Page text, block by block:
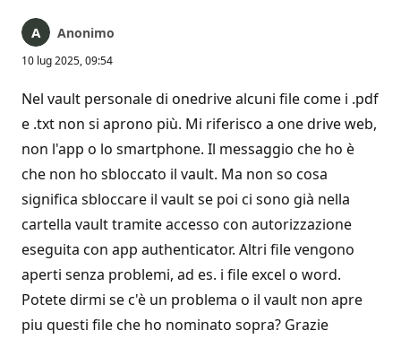
Anonimo
10 lug 2025, 09:54
Nel vault personale di onedrive alcuni file come i .pdf
e .txt non si aprono più. Mi riferisco a one drive web,
non l'app o lo smartphone. Il messaggio che ho è
che non ho sbloccato il vault. Ma non so cosa
significa sbloccare il vault se poi ci sono già nella
cartella vault tramite accesso con autorizzazione
eseguita con app authenticator. Altri file vengono
aperti senza problemi, ad es. i file excel o word.
Potete dirmi se c'è un problema o il vault non apre
piu questi file che ho nominato sopra? Grazie